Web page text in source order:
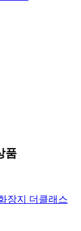
품
장지 더클래스